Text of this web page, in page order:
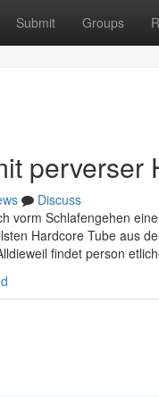
Submit Groups
perverser
Discuss
vorm Schlafengehen
Hardcore Tube aus
findet person